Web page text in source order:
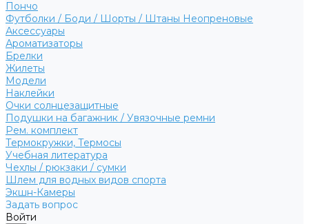
Пончо
Футболки / Боди / Шорты / Штаны Неопреновые
Аксессуары
Ароматизаторы
Брелки
Жилеты
Модели
Наклейки
Очки солнцезащитные
Подушки на багажник / Увязочные ремни
Рем. комплект
Термокружки, Термосы
Учебная литература
Чехлы / рюкзаки / сумки
Шлем для водных видов спорта
Экшн-Камеры
Задать вопрос
Войти